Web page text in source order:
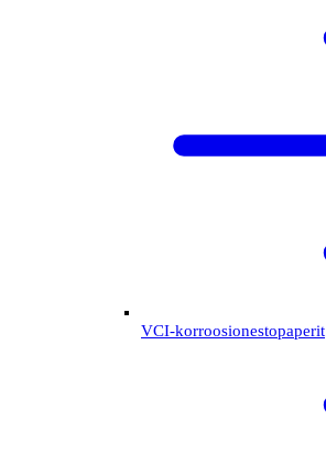
VCI-korroosionestopaperit